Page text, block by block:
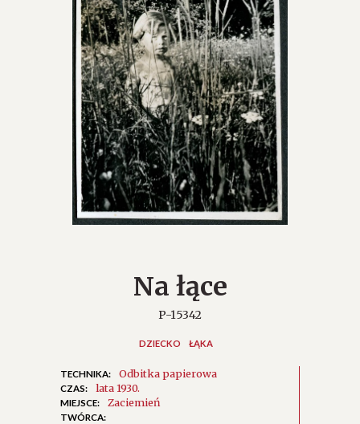
Na łące
P-15342
DZIECKO ŁĄKA
TECHNIKA: Odbitka papierowa
CZAS: lata 1930.
MIEJSCE: Zaciemień
TWÓRCA: